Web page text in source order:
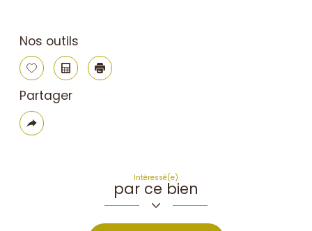
Nos outils
Sélectionner
Calculatrice
Imprimer
Partager
Plus
de
Intéressé(e)
par ce bien